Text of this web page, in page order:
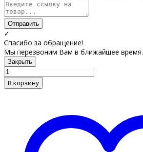
Отправить
✓
Спасибо за обращение!
Мы перезвоним Вам в ближайшее время.
Закрыть
В корзину